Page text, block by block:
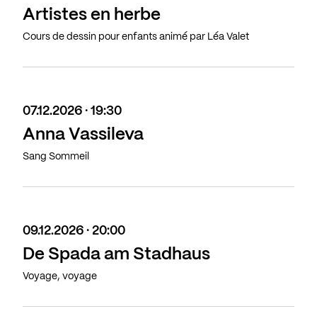
Artistes en herbe
Cours de dessin pour enfants animé par Léa Valet
07.12.2026 · 19:30
Anna Vassileva
Sang Sommeil
09.12.2026 · 20:00
De Spada am Stadhaus
Voyage, voyage